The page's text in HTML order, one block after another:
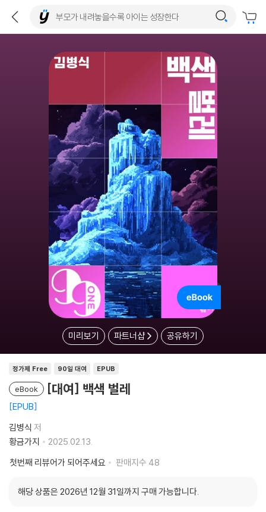
미리보기 파트너샵 공유하기
정가제 Free 90일 대여 EPUB
eBook [대여] 백색 벌레
EPUB
김병식 저
황금가지
2025.02.13.
첫번째 리뷰어가 되어주세요
판매지수 48
해당 상품은 2026년 12월 31일까지 구매 가능합니다.